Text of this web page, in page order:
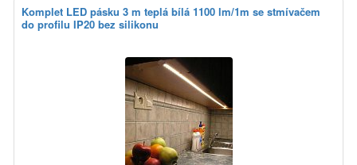
Komplet LED pásku 3 m teplá bílá 1100 lm/1m se stmívačem
do profilu IP20 bez silikonu